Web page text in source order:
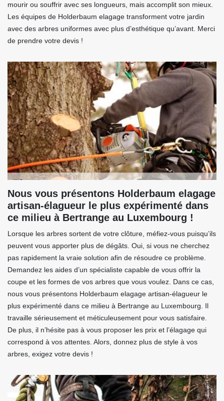
mourir ou souffrir avec ses longueurs, mais accomplit son mieux.
Les équipes de Holderbaum elagage transforment votre jardin
avec des arbres uniformes avec plus d’esthétique qu’avant. Merci
de prendre votre devis !
Nous vous présentons Holderbaum elagage
artisan-élagueur le plus expérimenté dans
ce milieu à Bertrange au Luxembourg !
Lorsque les arbres sortent de votre clôture, méfiez-vous puisqu’ils
peuvent vous apporter plus de dégâts. Oui, si vous ne cherchez
pas rapidement la vraie solution afin de résoudre ce problème.
Demandez les aides d’un spécialiste capable de vous offrir la
coupe et les formes de vos arbres que vous voulez. Dans ce cas,
nous vous présentons Holderbaum elagage artisan-élagueur le
plus expérimenté dans ce milieu à Bertrange au Luxembourg. Il
travaille sérieusement et méticuleusement pour vous satisfaire.
De plus, il n’hésite pas à vous proposer les prix et l’élagage qui
correspond à vos attentes. Alors, donnez plus de style à vos
arbres, exigez votre devis !